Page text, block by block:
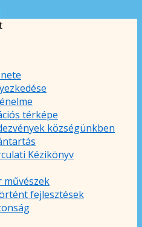
térképe
községünkben
Kézikönyv
művészek
fejlesztések